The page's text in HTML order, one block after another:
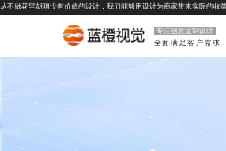
从不做花里胡哨没有价值的设计，我们能够用设计为商家带来实际的收益
专注创意定制设计
全面满足客户需求